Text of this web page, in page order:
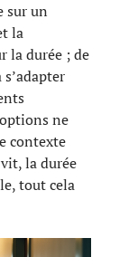
sur un
la
la durée ; de
ne
contexte
la durée
tout cela